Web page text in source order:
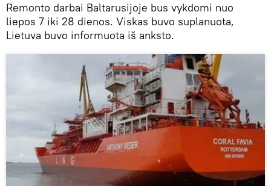
Remonto darbai Baltarusijoje bus vykdomi nuo
liepos 7 iki 28 dienos. Viskas buvo suplanuota,
Lietuva buvo informuota iš anksto.